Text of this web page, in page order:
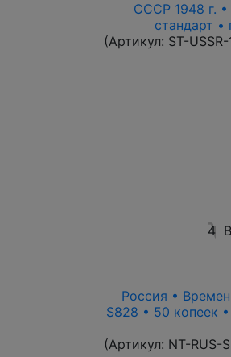
СССР 1948 г. •
стандарт
(Артикул: ST-
4
Россия •
S828 • 50 копеек
(Артикул: NT-RUS-